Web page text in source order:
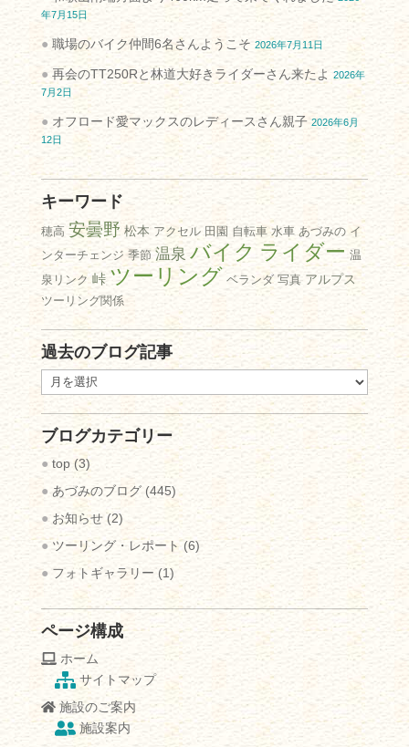
年7月15日
職場のバイク仲間6名さんようこそ 2026年7月11日
再会のTT250Rと林道大好きライダーさん来たよ 2026年
7月2日
オフロード愛マックスのレディースさん親子 2026年6月
12日
キーワード
穂高 安曇野 松本 アクセル 田園 自転車 水車 あづみの イ
ンターチェンジ 季節 温泉 バイク ライダー 温
泉リンク 峠 ツーリング ベランダ 写真 アルプス
ツーリング関係
過去のブログ記事
去
ブ
ロ
事
ブログカテゴリー
top(3)
あづみのブログ(445)
お知らせ(2)
ツーリング・レポート(6)
フォトギャラリー(1)
ページ構成
ホーム
サイトマップ
施設のご案内
施設案内